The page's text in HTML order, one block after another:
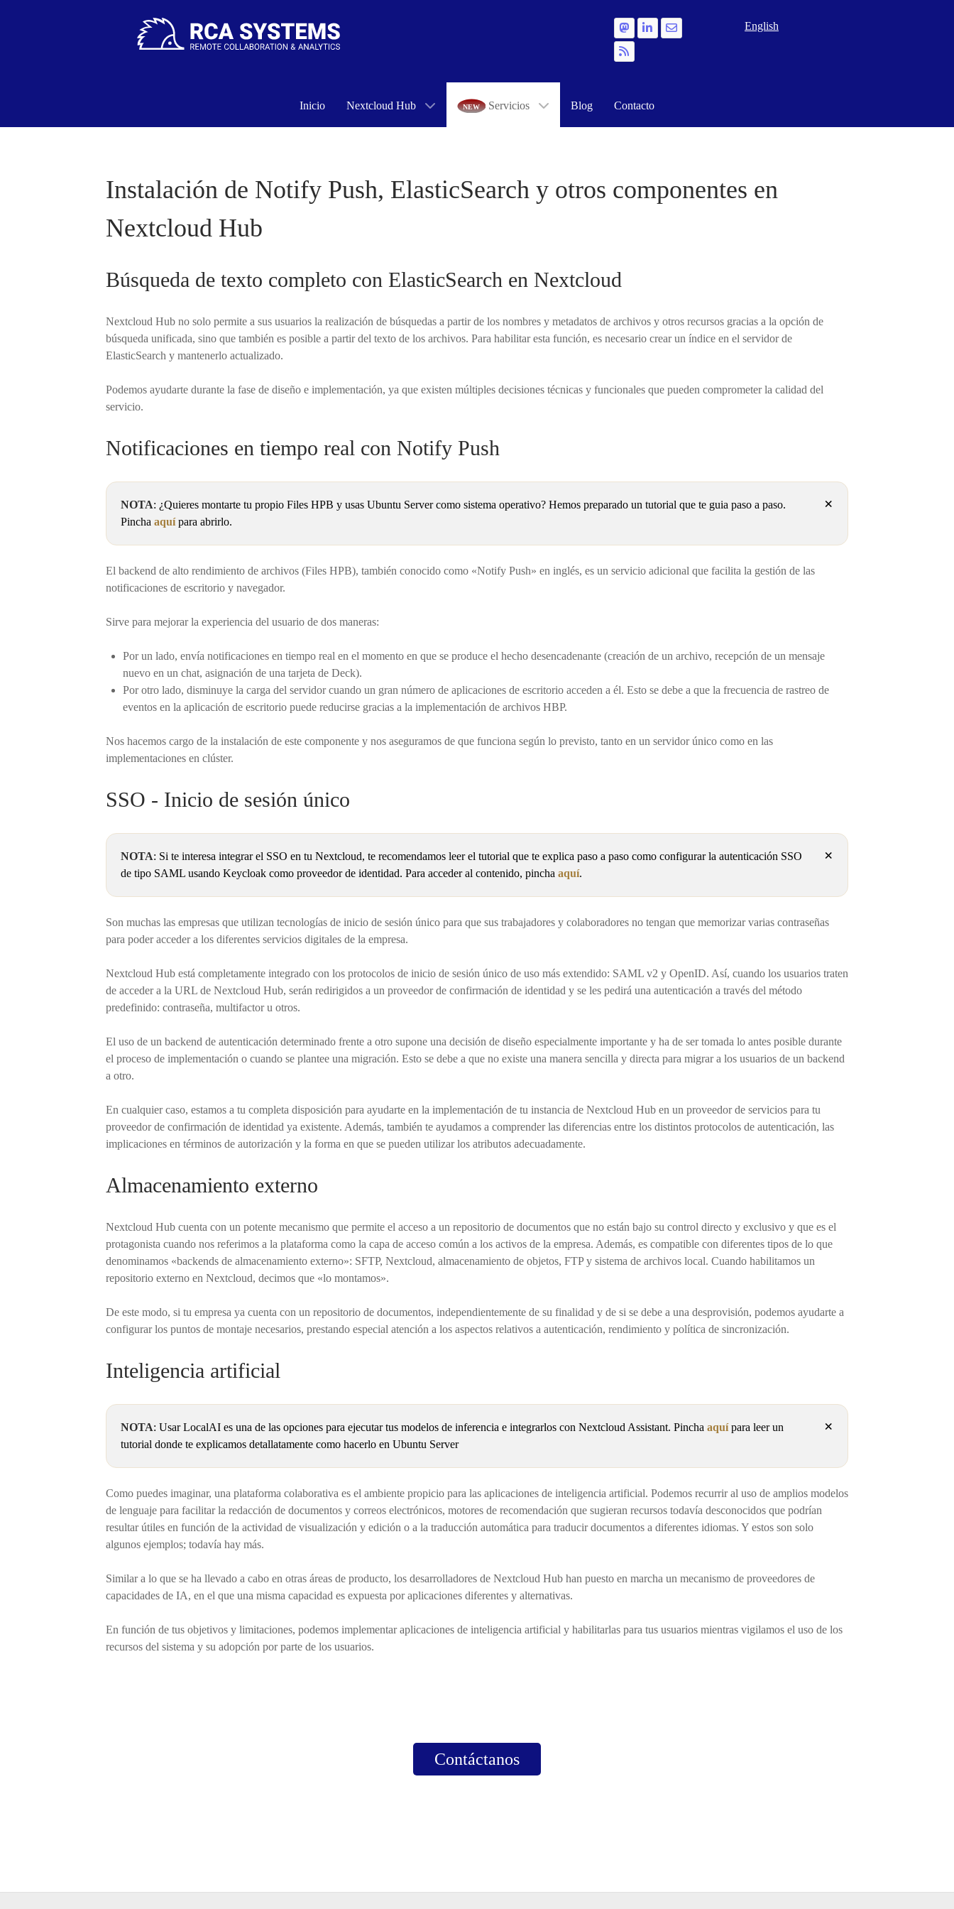
Seleccione su idioma
English
Inicio Nextcloud Hub Servicios Blog Contacto
Instalación de Notify Push, ElasticSearch y otros componentes en
Nextcloud Hub
Búsqueda de texto completo con ElasticSearch en Nextcloud
Nextcloud Hub no solo permite a sus usuarios la realización de búsquedas a partir de los nombres y metadatos de archivos y otros recursos gracias a la opción de
búsqueda unificada, sino que también es posible a partir del texto de los archivos. Para habilitar esta función, es necesario crear un índice en el servidor de
ElasticSearch y mantenerlo actualizado.
Podemos ayudarte durante la fase de diseño e implementación, ya que existen múltiples decisiones técnicas y funcionales que pueden comprometer la calidad del
servicio.
Notificaciones en tiempo real con Notify Push
×
NOTA: ¿Quieres montarte tu propio Files HPB y usas Ubuntu Server como sistema operativo? Hemos preparado un tutorial que te guia paso a paso.
Pincha aquípara abrirlo.
El backend de alto rendimiento de archivos (Files HPB), también conocido como «Notify Push» en inglés, es un servicio adicional que facilita la gestión de las
notificaciones de escritorio y navegador.
Sirve para mejorar la experiencia del usuario de dos maneras:
Por un lado, envía notificaciones en tiempo real en el momento en que se produce el hecho desencadenante (creación de un archivo, recepción de un mensaje
nuevo en un chat, asignación de una tarjeta de Deck).
Por otro lado, disminuye la carga del servidor cuando un gran número de aplicaciones de escritorio acceden a él. Esto se debe a que la frecuencia de rastreo de
eventos en la aplicación de escritorio puede reducirse gracias a la implementación de archivos HBP.
Nos hacemos cargo de la instalación de este componente y nos aseguramos de que funciona según lo previsto, tanto en un servidor único como en las
implementaciones en clúster.
SSO - Inicio de sesión único
×
NOTA: Si te interesa integrar el SSO en tu Nextcloud, te recomendamos leer el tutorial que te explica paso a paso como configurar la autenticación SSO
de tipo SAML usando Keycloak como proveedor de identidad. Para acceder al contenido, pincha aquí.
Son muchas las empresas que utilizan tecnologías de inicio de sesión único para que sus trabajadores y colaboradores no tengan que memorizar varias contraseñas
para poder acceder a los diferentes servicios digitales de la empresa.
Nextcloud Hub está completamente integrado con los protocolos de inicio de sesión único de uso más extendido: SAML v2 y OpenID. Así, cuando los usuarios traten
de acceder a la URL de Nextcloud Hub, serán redirigidos a un proveedor de confirmación de identidad y se les pedirá una autenticación a través del método
predefinido: contraseña, multifactor u otros.
El uso de un backend de autenticación determinado frente a otro supone una decisión de diseño especialmente importante y ha de ser tomada lo antes posible durante
el proceso de implementación o cuando se plantee una migración. Esto se debe a que no existe una manera sencilla y directa para migrar a los usuarios de un backend
a otro.
En cualquier caso, estamos a tu completa disposición para ayudarte en la implementación de tu instancia de Nextcloud Hub en un proveedor de servicios para tu
proveedor de confirmación de identidad ya existente. Además, también te ayudamos a comprender las diferencias entre los distintos protocolos de autenticación, las
implicaciones en términos de autorización y la forma en que se pueden utilizar los atributos adecuadamente.
Almacenamiento externo
Nextcloud Hub cuenta con un potente mecanismo que permite el acceso a un repositorio de documentos que no están bajo su control directo y exclusivo y que es el
protagonista cuando nos referimos a la plataforma como la capa de acceso común a los activos de la empresa. Además, es compatible con diferentes tipos de lo que
denominamos «backends de almacenamiento externo»: SFTP, Nextcloud, almacenamiento de objetos, FTP y sistema de archivos local. Cuando habilitamos un
repositorio externo en Nextcloud, decimos que «lo montamos».
De este modo, si tu empresa ya cuenta con un repositorio de documentos, independientemente de su finalidad y de si se debe a una desprovisión, podemos ayudarte a
configurar los puntos de montaje necesarios, prestando especial atención a los aspectos relativos a autenticación, rendimiento y política de sincronización.
Inteligencia artificial
×
NOTA: Usar LocalAI es una de las opciones para ejecutar tus modelos de inferencia e integrarlos con Nextcloud Assistant. Pincha aquípara leer un
tutorial donde te explicamos detallatamente como hacerlo en Ubuntu Server
Como puedes imaginar, una plataforma colaborativa es el ambiente propicio para las aplicaciones de inteligencia artificial. Podemos recurrir al uso de amplios modelos
de lenguaje para facilitar la redacción de documentos y correos electrónicos, motores de recomendación que sugieran recursos todavía desconocidos que podrían
resultar útiles en función de la actividad de visualización y edición o a la traducción automática para traducir documentos a diferentes idiomas. Y estos son solo
algunos ejemplos; todavía hay más.
Similar a lo que se ha llevado a cabo en otras áreas de producto, los desarrolladores de Nextcloud Hub han puesto en marcha un mecanismo de proveedores de
capacidades de IA, en el que una misma capacidad es expuesta por aplicaciones diferentes y alternativas.
En función de tus objetivos y limitaciones, podemos implementar aplicaciones de inteligencia artificial y habilitarlas para tus usuarios mientras vigilamos el uso de los
recursos del sistema y su adopción por parte de los usuarios.
Contáctanos